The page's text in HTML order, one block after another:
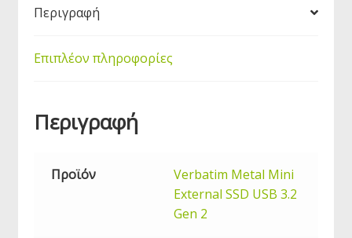
|
ποσότητα
Περιγραφή
Επιπλέον πληροφορίες
Περιγραφή
Προϊόν
Verbatim Metal Mini
External SSD USB 3.2
Gen 2